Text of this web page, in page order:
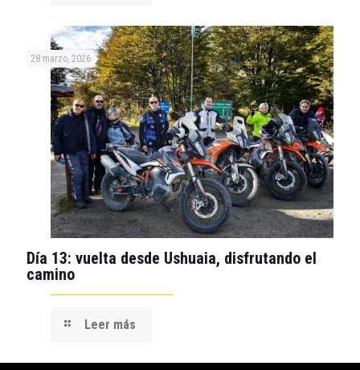
28 marzo, 2026
Día 13: vuelta desde Ushuaia, disfrutando el
camino
Leer más